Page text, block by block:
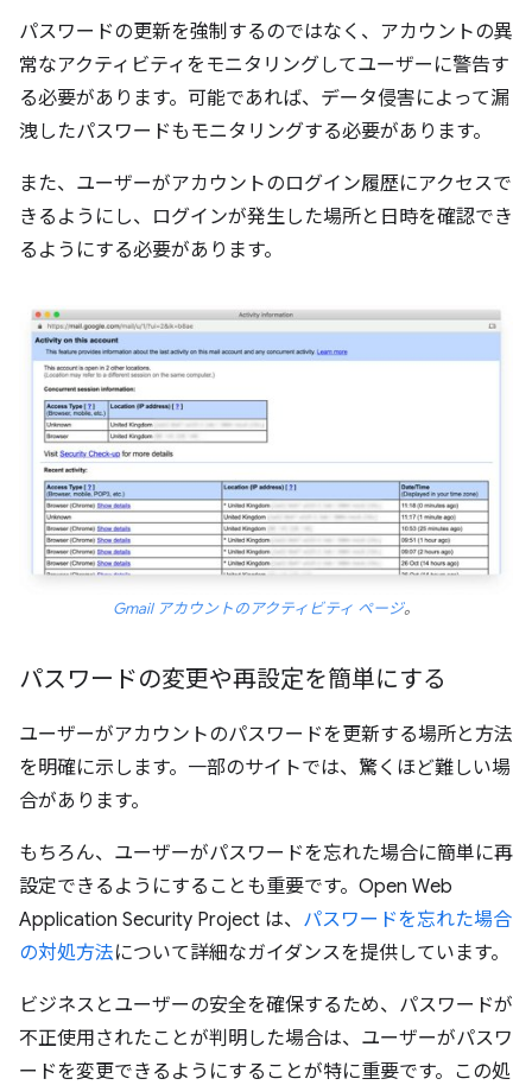
パスワードの更新を強制するのではなく、アカウントの異
常なアクティビティをモニタリングしてユーザーに警告す
る必要があります。可能であれば、データ侵害によって漏
洩したパスワードもモニタリングする必要があります。
また、ユーザーがアカウントのログイン履歴にアクセスで
きるようにし、ログインが発生した場所と日時を確認でき
るようにする必要があります。
Gmail アカウントのアクティビティ ページ。
パスワードの変更や再設定を簡単にする
ユーザーがアカウントのパスワードを更新する場所と方法
を明確に示します。一部のサイトでは、驚くほど難しい場
合があります。
もちろん、ユーザーがパスワードを忘れた場合に簡単に再
設定できるようにすることも重要です。Open Web
Application Security Project は、 パスワードを忘れた場合
の対処方法について詳細なガイダンスを提供しています。
ビジネスとユーザーの安全を確保するため、パスワードが
不正使用されたことが判明した場合は、ユーザーがパスワ
ードを変更できるようにすることが特に重要です。この処